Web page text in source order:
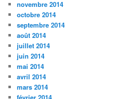
novembre 2014
octobre 2014
septembre 2014
août 2014
juillet 2014
juin 2014
mai 2014
avril 2014
mars 2014